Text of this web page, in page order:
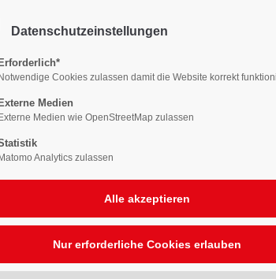
Kartenservice Unsere Bühne
Datenschutzeinstellungen
Erforderlich*
Notwendige Cookies zulassen damit die Website korrekt
Externe Medien
Externe Medien wie OpenStreetMap zulassen
Matomo Analytics zulassen